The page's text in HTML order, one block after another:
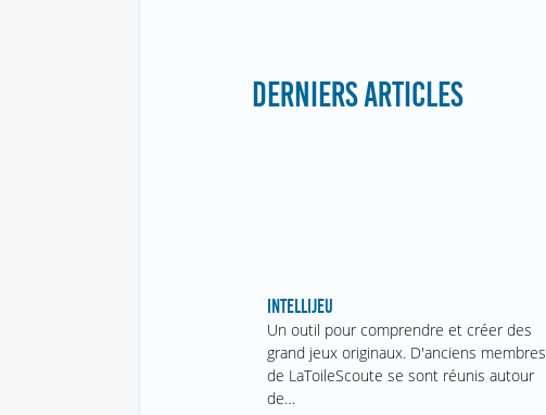
DERNIERS ARTICLES
INTELLIJEU
Un outil pour comprendre et créer des
grand jeux originaux. D'anciens membres
de LaToileScoute se sont réunis autour
de…